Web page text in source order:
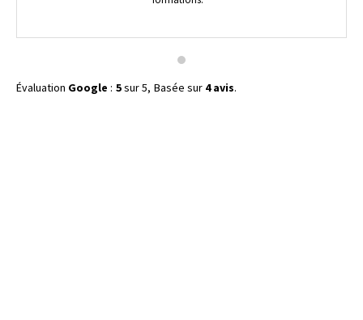
Évaluation Google : 5sur 5, Basée sur 4 avis.